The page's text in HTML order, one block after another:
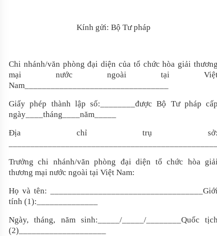
Kính gửi: Bộ Tư pháp
Chi nhánh/văn phòng đại diện của tổ chức hòa giải
mại nước ngoài tại
Nam_________________________________
Giấy phép thành lập số:____
___được Bộ Tư pháp
ngày____tháng____năm_____
Địa chỉ trụ
Trưởng chi nhánh/văn phòng đại diện tổ chức hòa
thương mại nước ngoài tại Việt Nam:
Họ và tên: __________________
tính (1):______________
Ngày, tháng, năm sinh:_____/_____/________ Quốc
(2)____________________